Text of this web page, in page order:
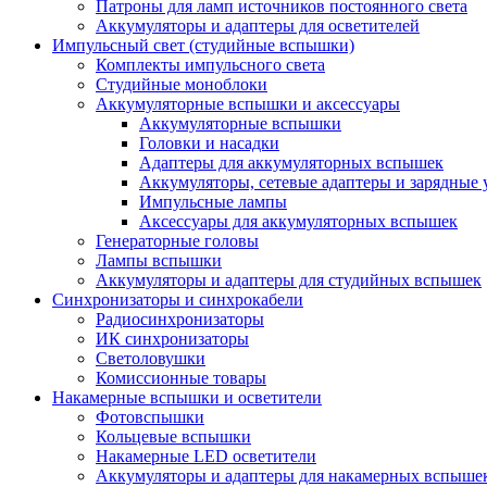
Патроны для ламп источников постоянного света
Аккумуляторы и адаптеры для осветителей
Импульсный свет (студийные вспышки)
Комплекты импульсного света
Студийные моноблоки
Аккумуляторные вспышки и аксессуары
Аккумуляторные вспышки
Головки и насадки
Адаптеры для аккумуляторных вспышек
Аккумуляторы, сетевые адаптеры и зарядные
Импульсные лампы
Аксессуары для аккумуляторных вспышек
Генераторные головы
Лампы вспышки
Аккумуляторы и адаптеры для студийных вспышек
Синхронизаторы и синхрокабели
Радиосинхронизаторы
ИК синхронизаторы
Светоловушки
Комиссионные товары
Накамерные вспышки и осветители
Фотовспышки
Кольцевые вспышки
Накамерные LED осветители
Аккумуляторы и адаптеры для накамерных